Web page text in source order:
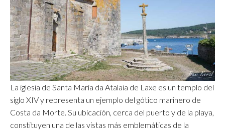
La iglesia de Santa María da Atalaia de Laxe es un templo del
siglo XIV y representa un ejemplo del gótico marinero de
Costa da Morte. Su ubicación, cerca del puerto y de la playa,
constituyen una de las vistas más emblemáticas de la